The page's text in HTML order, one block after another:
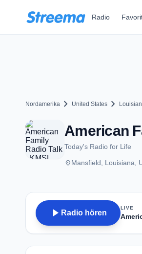
Radio
Nordamerika chevron_right United States chevron_right
American
Today's Radio for Life
placeMansfield, Louisiana,
play_arrow Radio hören
LIVE